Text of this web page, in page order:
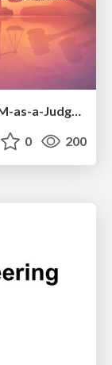
[MIRU26] To What Extent Does MLLM-as-a-Judge Exhibit Cross-Model Preference Bias?
0 200